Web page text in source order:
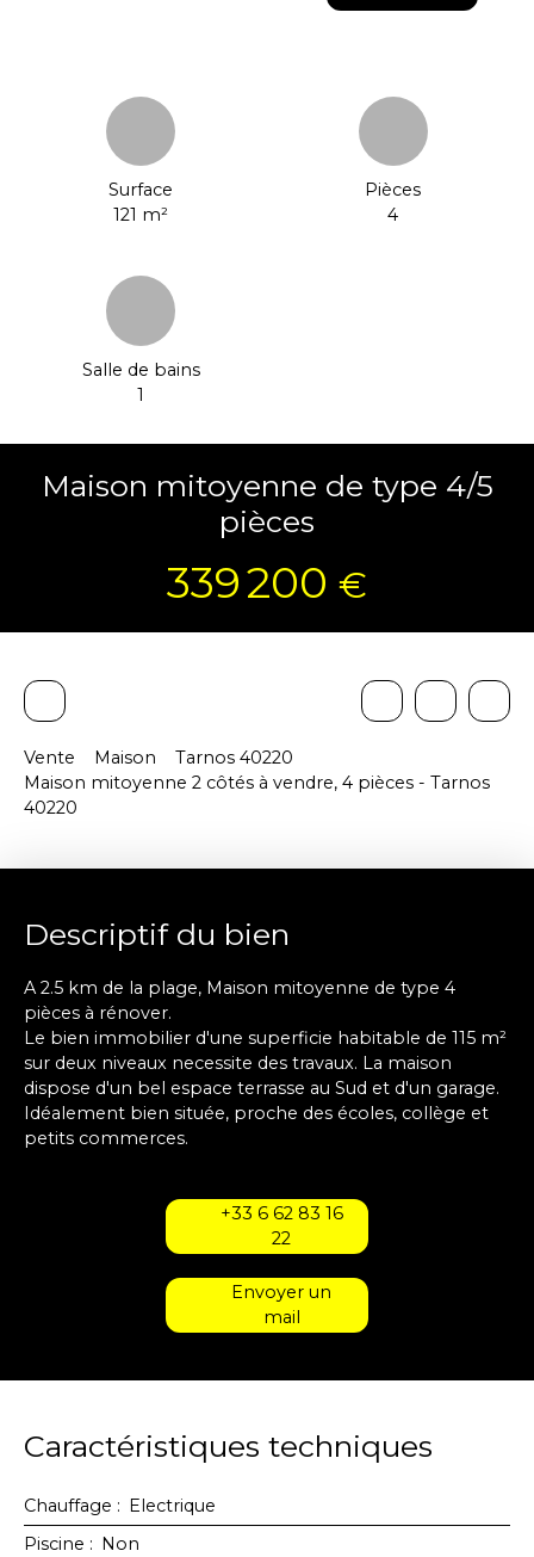
Surface
121 m²
Pièces
4
Salle de bains
1
Maison mitoyenne de type 4/5
pièces
339 200 €
Vente Maison
Tarnos 40220
Maison mitoyenne 2 côtés à vendre, 4 pièces - Tarnos
40220
Descriptif du bien
A 2.5 km de la plage, Maison mitoyenne de type 4
pièces à rénover.
Le bien immobilier d'une superficie habitable de 115 m²
sur deux niveaux necessite des travaux. La maison
dispose d'un bel espace terrasse au Sud et d'un garage.
Idéalement bien située, proche des écoles, collège et
petits commerces.
+33 6 62 83 16
22
Envoyer un
mail
Caractéristiques techniques
Chauffage : Electrique
Piscine : Non